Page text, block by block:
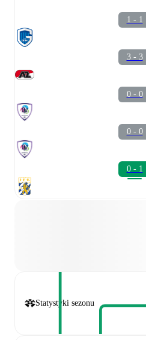
1 - 1
3 - 3
0 - 0
0 - 0
0 - 1
Statystyki sezonu